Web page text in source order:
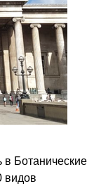
в Ботанические
видов